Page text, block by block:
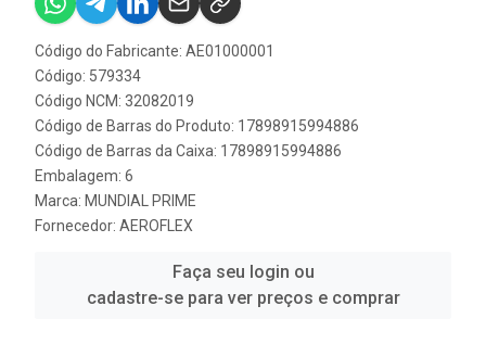
Código do Fabricante: AE01000001
Código: 579334
Código NCM: 32082019
Código de Barras do Produto: 17898915994886
Código de Barras da Caixa: 17898915994886
Embalagem: 6
Marca: MUNDIAL PRIME
Fornecedor: AEROFLEX
Faça seu login ou
cadastre-se para ver preços e comprar